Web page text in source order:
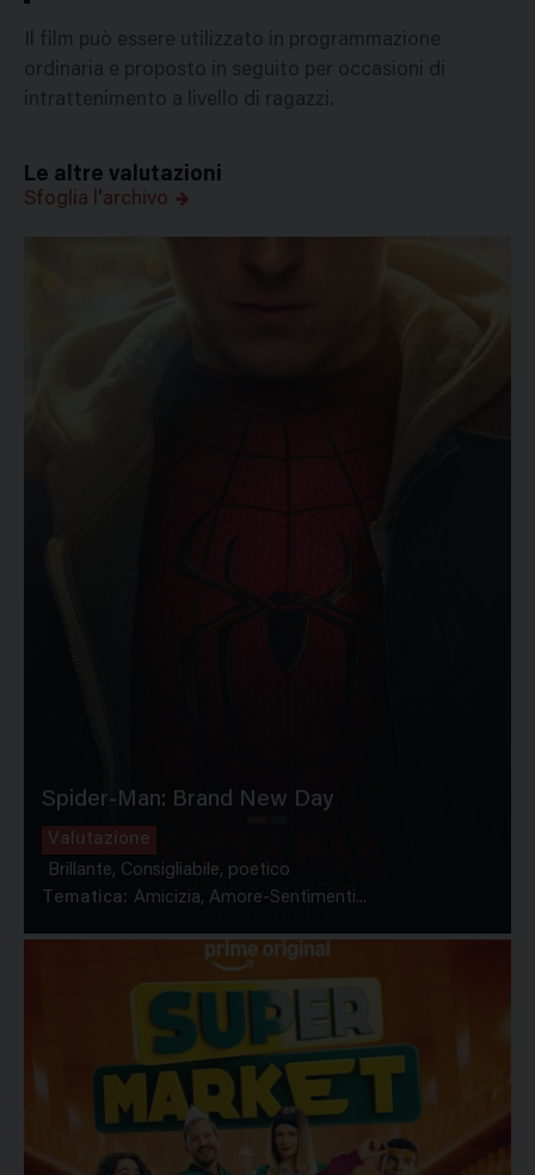
Il film può essere utilizzato in programmazione
ordinaria e proposto in seguito per occasioni di
intrattenimento a livello di ragazzi.
Le altre valutazioni
Sfoglia l'archivo
Spider-Man: Brand New Day
Valutazione
Brillante, Consigliabile, poetico
Tematica: Amicizia, Amore-Sentimenti...